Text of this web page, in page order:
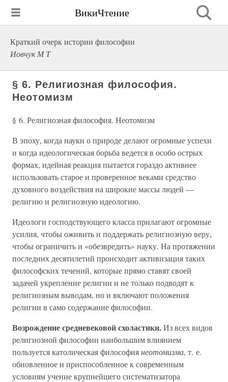
ВикиЧтение
Краткий очерк истории философии
Иовчук М Т
§ 6. Религиозная философия.
Неотомизм
§ 6. Религиозная философия. Неотомизм
В эпоху, когда науки о природе делают огромные успехи
и когда идеологическая борьба ведется в особо острых
формах, идейная реакция пытается гораздо активнее
использовать старое и проверенное веками средство
духовного воздействия на широкие массы людей —
религию и религиозную идеологию.
Идеологи господствующего класса прилагают огромные
усилия, чтобы оживить и поддержать религиозную веру,
чтобы ограничить и «обезвредить» науку. На протяжении
последних десятилетий происходит активизация таких
философских течений, которые прямо ставят своей
задачей укрепление религии и не только подводят к
религиозным выводам, но и включают положения
религии в само содержание философии.
Возрождение средневековой схоластики.Из всех видов
религиозной философии наибольшим влиянием
пользуется католическая философиянеотомизма, т. е.
обновленное и приспособленное к современным
условиям учение крупнейшего систематизатора